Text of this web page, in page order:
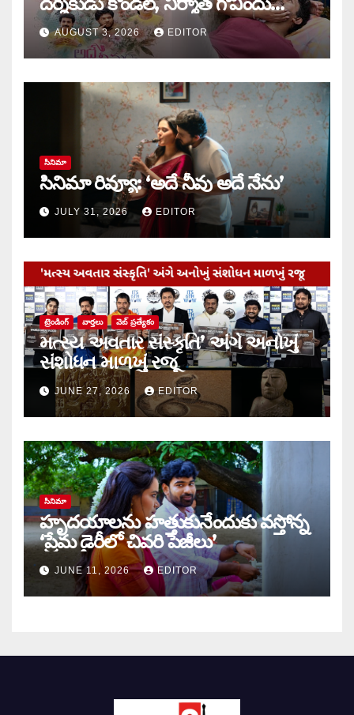
కాండ్రేగుల
AUGUST 3, 2026 EDITOR
సినిమా
సినిమా రివ్యూ: ‘అదే నీవు అదే నేను’
JULY 31, 2026 EDITOR
ట్రెండింగ్ వార్త‌లు వెబ్ ప్రత్యేకం
મત્સ્ય અવતાર સંસ્કૃતિ’ અંગે અનોખું
સંશોધન માળખું રજૂ
JUNE 27, 2026 EDITOR
సినిమా
హృదయాలను హత్తుకునేందుకు వస్తోన్న
‘ప్రేమ డైరీలో చివరి పేజీలు’
JUNE 11, 2026 EDITOR